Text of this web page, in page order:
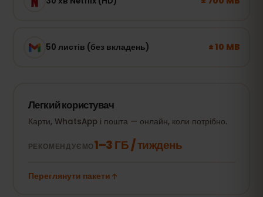
50 листів (без вкладень) ± 10 MB
Легкий користувач
Карти, WhatsApp і пошта — онлайн, коли потрібно.
РЕКОМЕНДУЄМО1–3 ГБ / тиждень
Переглянути пакети